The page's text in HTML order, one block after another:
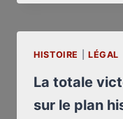
HISTOIRE LÉGAL
La totale
sur le plan